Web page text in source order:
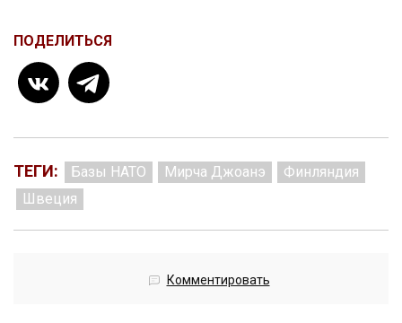
ПОДЕЛИТЬСЯ
ТЕГИ: Базы НАТО Мирча Джоанэ
Финляндия
Швеция
Комментировать